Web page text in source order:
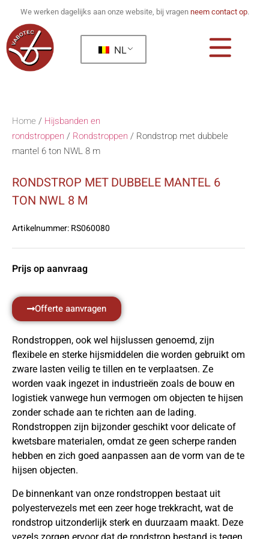
We werken dagelijks aan onze website, bij vragen neem contact op.
NL
Home / Hijsbanden en
rondstroppen / Rondstroppen / Rondstrop met dubbele
mantel 6 ton NWL 8 m
RONDSTROP MET DUBBELE MANTEL 6
TON NWL 8 M
Artikelnummer:RS060080
Prijs op aanvraag
Offerte aanvragen
Rondstroppen, ook wel hijslussen genoemd, zijn
flexibele en sterke hijsmiddelen die worden gebruikt om
zware lasten veilig te tillen en te verplaatsen. Ze
worden vaak ingezet in industrieën zoals de bouw en
logistiek vanwege hun vermogen om objecten te hijsen
zonder schade aan te richten aan de lading.
Rondstroppen zijn bijzonder geschikt voor delicate of
kwetsbare materialen, omdat ze geen scherpe randen
hebben en zich goed aanpassen aan de vorm van de te
hijsen objecten.
De binnenkant van onze rondstroppen bestaat uit
polyestervezels met een zeer hoge trekkracht, wat de
rondstrop uitzonderlijk sterk en duurzaam maakt. Deze